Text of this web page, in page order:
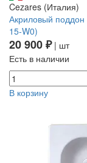
Cezares (Италия)
Акриловый
15-W0)
20 900 ₽| шт
Есть в наличии
В корзину